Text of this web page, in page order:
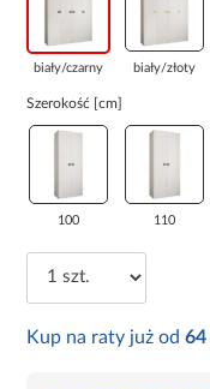
biały/czarny biały/złoty
Szerokość [cm]
100 110
Kup na raty już od64